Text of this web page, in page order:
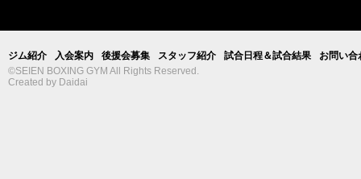
ジム紹介 入会案内 後援会募集 スタッフ紹介 試合日程＆試合結果
お問い合
©SEIEN BOXING GYM All Rights Reserved.
Created by Daidai